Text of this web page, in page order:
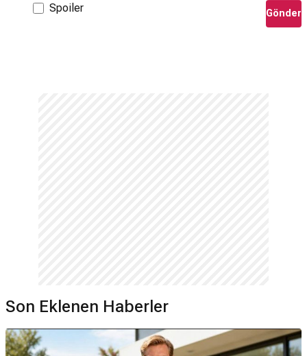
Spoiler Gönder
Son Eklenen Haberler